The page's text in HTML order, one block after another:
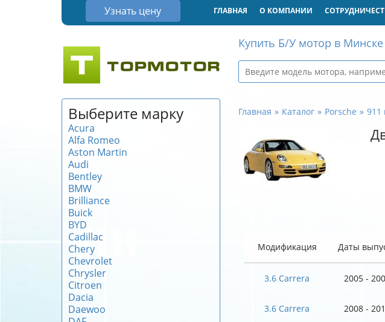
Узнать цену ГЛАВНАЯ О КОМПАНИИ
Купить Б/У мотор в Минске
Выберите марку
Acura
Alfa Romeo
Aston Martin
Audi
Bentley
BMW
Brilliance
Buick
BYD
Cadillac
Chery
Chevrolet
Chrysler
Citroen
Dacia
Daewoo
Главная Каталог Porsche 911
Модификация Даты
3.6 Carrera 2005 -
3.6 Carrera 2008 -